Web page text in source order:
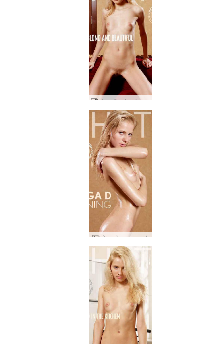
ओल्गा डी। गोरा और सुंदर
ओल्गा डी। चमक रहा है